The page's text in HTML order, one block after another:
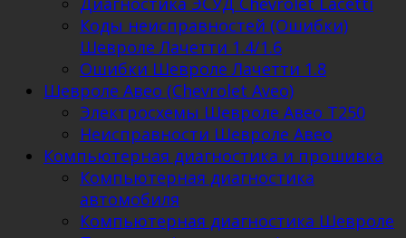
Коды неисправностей (Ошибки)
Шевроле Лачетти 1.4/1.6
Ошибки Шевроле Лачетти 1.8
Шевроле Авео (Chevrolet Aveo)
Электросхемы Шевроле Авео Т250
Неисправности Шевроле Авео
Компьютерная диагностика и прошивка
Компьютерная диагностика
автомобиля
Компьютерная диагностика Шевроле